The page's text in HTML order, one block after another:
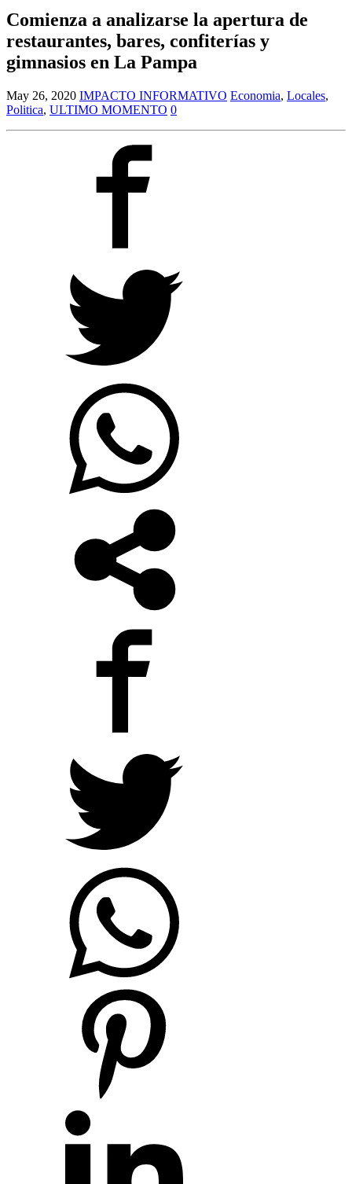
Comienza a analizarse la apertura de
restaurantes, bares, confiterías y
gimnasios en La Pampa
May 26, 2020 IMPACTO INFORMATIVO Economia, Locales,
Politica, ULTIMO MOMENTO 0